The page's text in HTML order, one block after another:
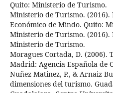
Quito: Ministerio de Turismo.
Ministerio de Turismo.
Económico de Mindo. Quito:
Ministerio de Turismo. (2016).
Ministerio de Turismo.
Moragues Cortada, D.
Madrid: Agencia Española de
Nuñez Matinez, P., & Arnaiz
dimensiones del turismo.